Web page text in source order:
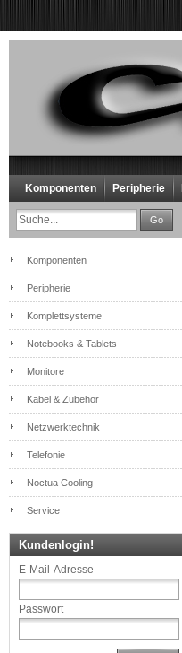
Komponenten Peripherie
Go
Komponenten
Peripherie
Komplettsysteme
Notebooks & Tablets
Monitore
Kabel & Zubehör
Netzwerktechnik
Telefonie
Noctua Cooling
Service
Kundenlogin!
E-Mail-Adresse
Passwort